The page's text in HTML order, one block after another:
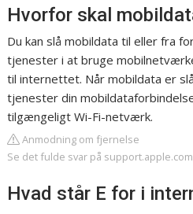
Hvorfor skal
Du kan slå mobildata til eller fra
tjenester i at bruge
til internettet. Når mobildata er
tjenester din
tilgængeligt Wi-Fi-netværk.
Anmodning om fjernelse
Se det fulde svar på support.apple.com
Hvad står E for i